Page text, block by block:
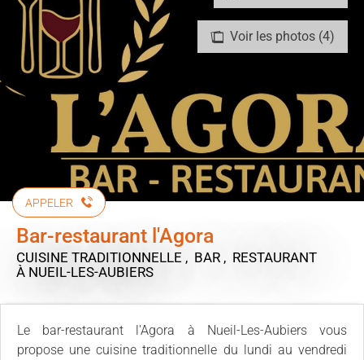
Voir les photos (4)
APPELER
Bar-restaurant l'Agora
CUISINE TRADITIONNELLE , BAR , RESTAURANT
À NUEIL-LES-AUBIERS
Le bar-restaurant l'Agora à Nueil-Les-Aubiers vous
propose une cuisine traditionnelle du lundi au vendredi